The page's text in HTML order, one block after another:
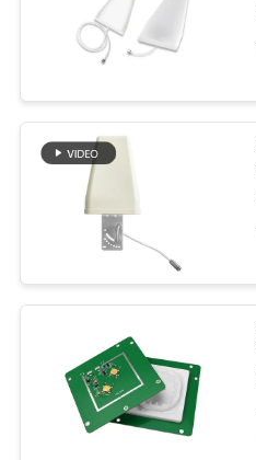
उद्धरण
की
विनती
साइटमैप
PRIVACY
POLICY